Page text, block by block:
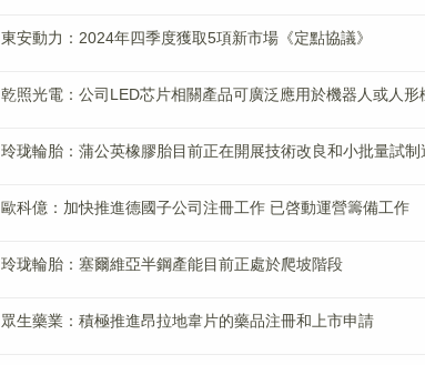
東安動力：2024年四季度獲取5項新市場《定點協議》
乾照光電：公司LED芯片相關產品可廣泛應用於機器人或人形
玲珑輪胎：蒲公英橡膠胎目前正在開展技術改良和小批量試制
歐科億：加快推進德國子公司注冊工作 已啓動運營籌備工作
玲珑輪胎：塞爾維亞半鋼產能目前正處於爬坡階段
眾生藥業：積極推進昂拉地韋片的藥品注冊和上市申請